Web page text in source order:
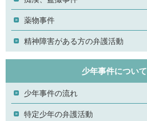
薬物事件
精神障害がある方の弁護活動
少年事件について
少年事件の流れ
特定少年の弁護活動